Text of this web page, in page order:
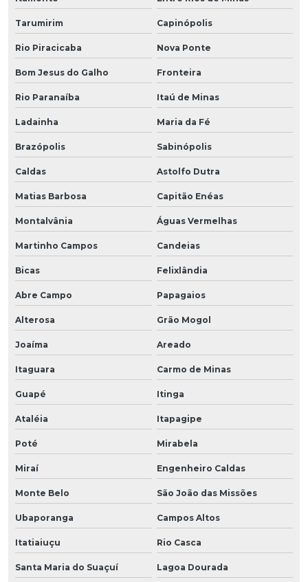
Tarumirim Capinópolis
Rio Piracicaba Nova Ponte
Bom Jesus do Galho Fronteira
Rio Paranaíba Itaú de Minas
Ladainha Maria da Fé
Brazópolis Sabinópolis
Caldas Astolfo Dutra
Matias Barbosa Capitão Enéas
Montalvânia Águas Vermelhas
Martinho Campos Candeias
Bicas Felixlândia
Abre Campo Papagaios
Alterosa Grão Mogol
Joaíma Areado
Itaguara Carmo de Minas
Guapé Itinga
Ataléia Itapagipe
Poté Mirabela
Miraí Engenheiro Caldas
Monte Belo São João das Missões
Ubaporanga Campos Altos
Itatiaiuçu Rio Casca
Santa Maria do Suaçuí Lagoa Dourada